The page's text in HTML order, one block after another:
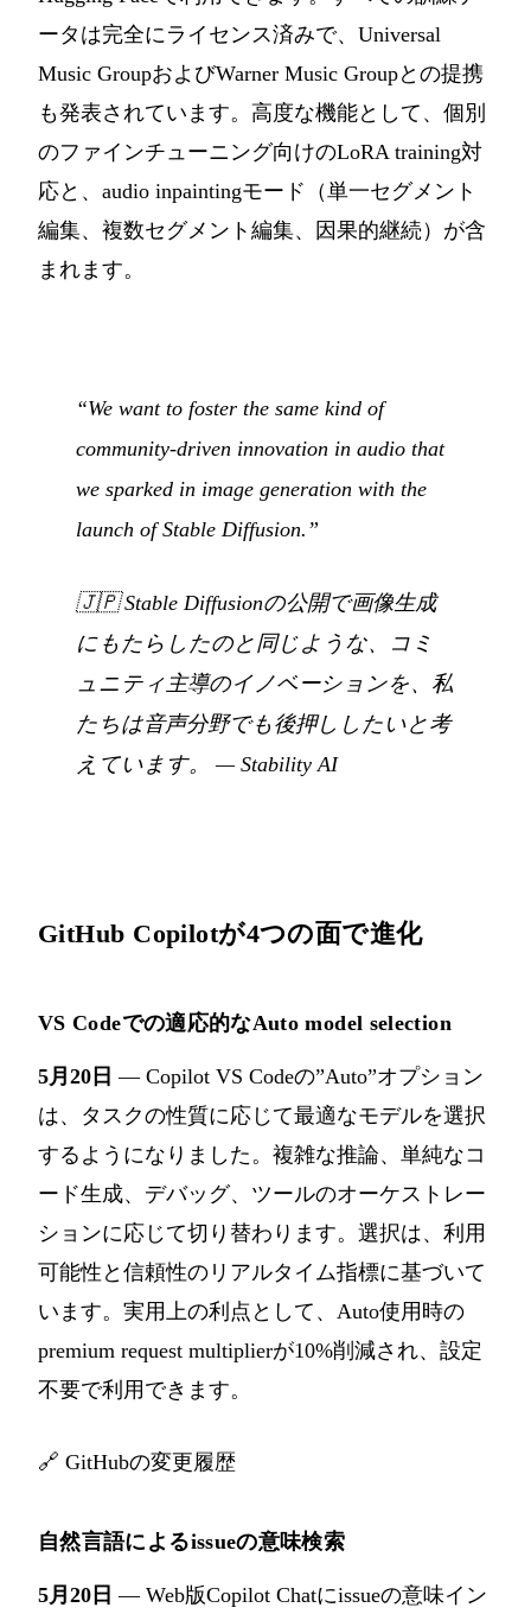
ータは完全にライセンス済みで、Universal
Music GroupおよびWarner Music Groupとの提携
も発表されています。高度な機能として、個別
のファインチューニング向けのLoRA training対
応と、audio inpaintingモード（単一セグメント
編集、複数セグメント編集、因果的継続）が含
まれます。
“We want to foster the same kind of
community-driven innovation in audio that
we sparked in image generation with the
launch of Stable Diffusion.”
🇯🇵Stable Diffusionの公開で画像生成
にもたらしたのと同じような、コミ
ュニティ主導のイノベーションを、私
たちは音声分野でも後押ししたいと考
えています。
— Stability AI
GitHub Copilotが4つの面で進化
VS Codeでの適応的なAuto model selection
5月20日 — Copilot VS Codeの”Auto”オプション
は、タスクの性質に応じて最適なモデルを選択
するようになりました。複雑な推論、単純なコ
ード生成、デバッグ、ツールのオーケストレー
ションに応じて切り替わります。選択は、利用
可能性と信頼性のリアルタイム指標に基づいて
います。実用上の利点として、Auto使用時の
premium request multiplierが10%削減され、設定
不要で利用できます。
🔗 GitHubの変更履歴
自然言語によるissueの意味検索
5月20日 — Web版Copilot Chatにissueの意味イン